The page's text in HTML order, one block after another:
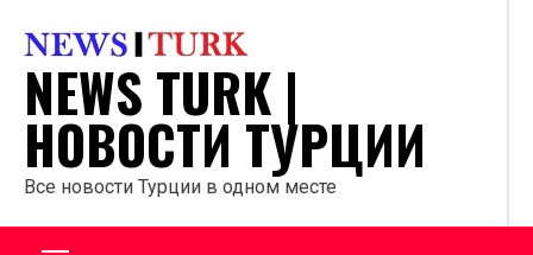
содержанию
NEWS TURK |
НОВОСТИ ТУРЦИИ
Все новости Турции в одном месте